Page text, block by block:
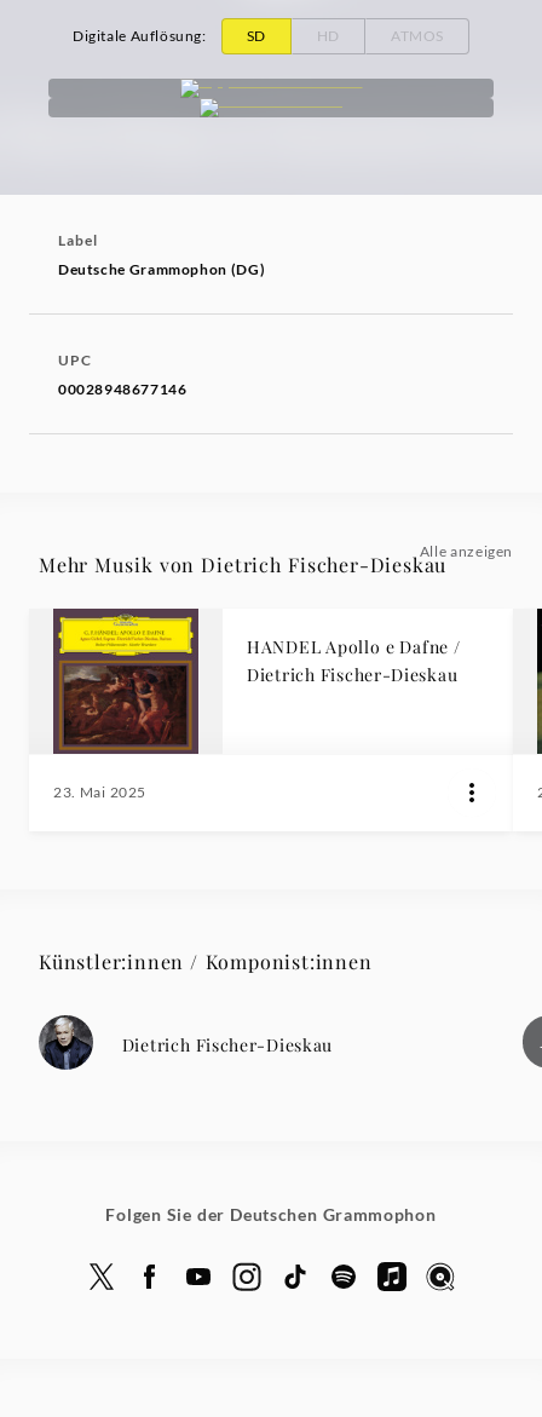
Digitale Auflösung: SD HD ATMOS
Label
Deutsche Grammophon (DG)
UPC
00028948677146
Mehr Musik von Dietrich Fischer-Dieskau
Alle anzeigen
HANDEL Apollo e Dafne /
Dietrich Fischer-Dieskau
23. Mai 2025
Künstler:innen / Komponist:innen
Dietrich Fischer-Dieskau
Folgen Sie der Deutschen Grammophon